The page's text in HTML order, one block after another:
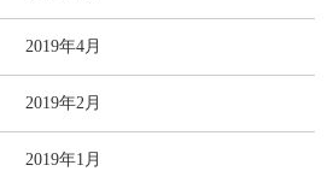
2019年4月
2019年2月
2019年1月